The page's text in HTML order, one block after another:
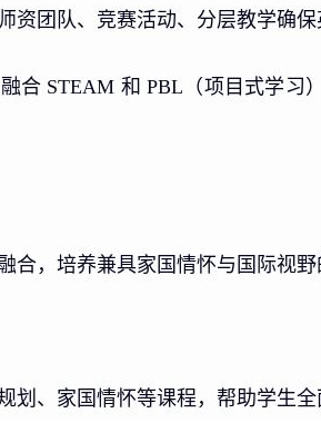
资团队、竞赛活动、分层教学确保
合 STEAM 和 PBL（项目式学习
合，培养兼具家国情怀与国际视野
划、家国情怀等课程，帮助学生全